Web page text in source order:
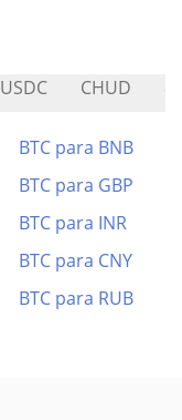
USDC CHUD
BTC para BNB
BTC para GBP
BTC para INR
BTC para CNY
BTC para RUB